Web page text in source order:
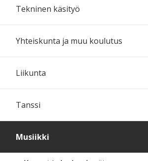
Tekninen käsityö
Yhteiskunta ja muu koulutus
Liikunta
Tanssi
Musiikki